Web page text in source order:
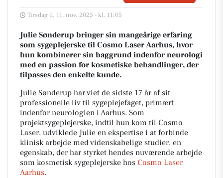
Tirsdag d. 11. nov. 2025 - kl. 11:05
Julie Sønderup bringer sin mangeårige erfaring
som sygeplejerske til Cosmo Laser Aarhus, hvor
hun kombinerer sin baggrund indenfor neurologi
med en passion for kosmetiske behandlinger, der
tilpasses den enkelte kunde.
Julie Sønderup har viet de sidste 17 år af sit
professionelle liv til sygeplejefaget, primært
indenfor neurologien i Aarhus. Som
projektsygeplejerske, indtil hun kom til Cosmo
Laser, udviklede Julie en ekspertise i at forbinde
klinisk arbejde med videnskabelige studier, en
egenskab, der har styrket hendes nuværende arbejde
som kosmetisk sygeplejerske hos Cosmo Laser
Aarhus.